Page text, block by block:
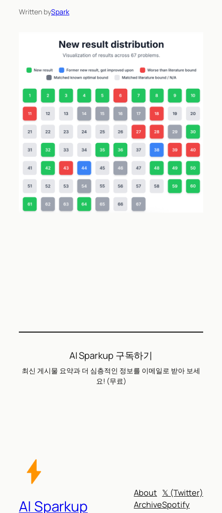
Written bySpark
AI Sparkup 구독하기
최신 게시물 요약과 더 심층적인 정보를 이메일로 받아 보세
요! (무료)
AI Sparkup
About
Archive
𝕏 (Twitter)
Spotify